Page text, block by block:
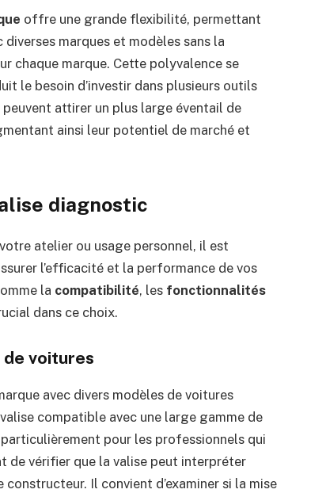
offre une grande flexibilité, permettant
marques et modèles sans la
chaque marque. Cette polyvalence se
le besoin d’investir dans plusieurs outils
attirer un plus large éventail de
ainsi leur potentiel de marché et
diagnostic
atelier ou usage personnel, il est
l’efficacité et la performance de vos
la compatibilité, les fonctionnalités
dans ce choix.
voitures
avec divers modèles de voitures
compatible avec une large gamme de
pour les professionnels qui
vérifier que la valise peut interpréter
Il convient d’examiner si la mise